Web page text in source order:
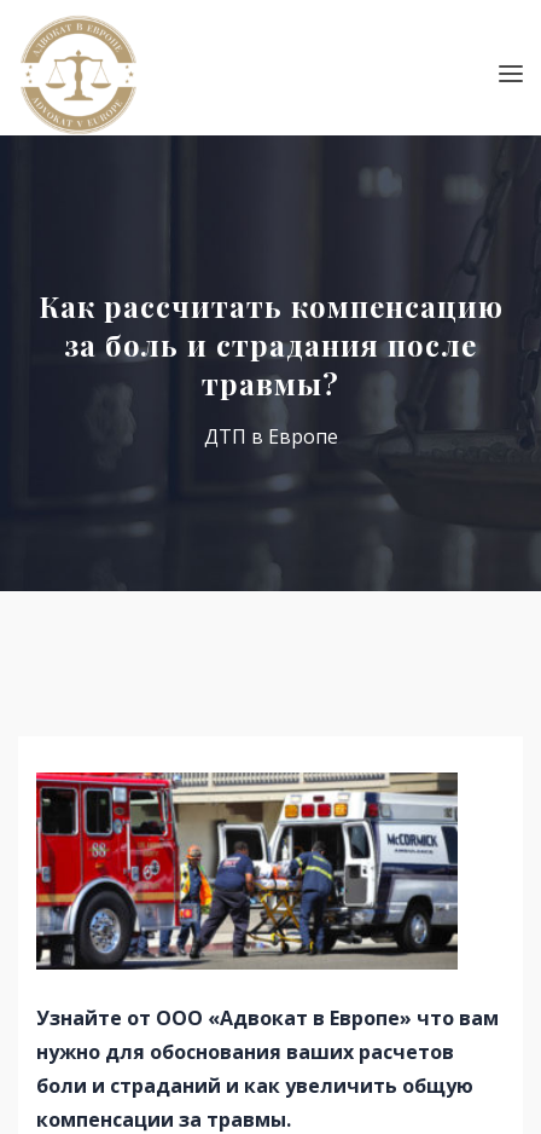
Как рассчитать компенсацию
за боль и страдания после
травмы?
ДТП в Европе
Узнайте от ООО «Адвокат в Европе» что вам
нужно для обоснования ваших расчетов
боли и страданий и как увеличить общую
компенсации за травмы.